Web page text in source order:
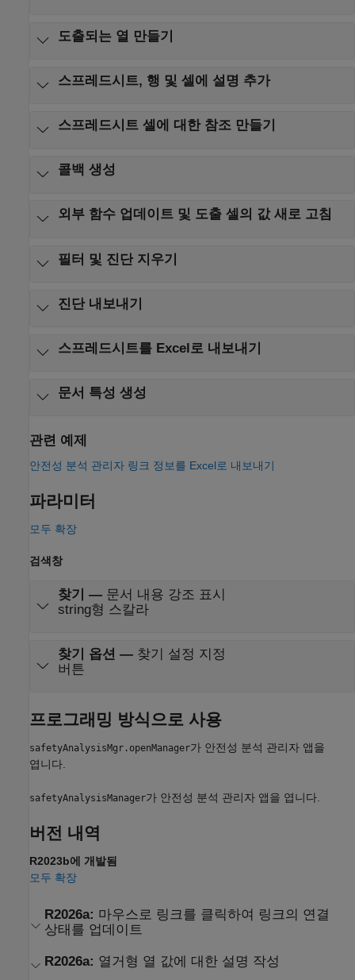
도출되는 열 만들기
스프레드시트, 행 및 셀에 설명 추가
스프레드시트 셀에 대한 참조 만들기
콜백 생성
외부 함수 업데이트 및 도출 셀의 값 새로 고침
필터 및 진단 지우기
진단 내보내기
스프레드시트를 Excel로 내보내기
문서 특성 생성
관련 예제
안전성 분석 관리자 링크 정보를 Excel로 내보내기
파라미터
모두 확장
검색창
찾기 — 문서 내용 강조 표시
string형 스칼라
찾기 옵션 — 찾기 설정 지정
버튼
프로그래밍 방식으로 사용
safetyAnalysisMgr.openManager가 안전성 분석 관리자 앱을
엽니다.
safetyAnalysisManager가 안전성 분석 관리자 앱을 엽니다.
버전 내역
R2023b에 개발됨
모두 확장
R2026a: 마우스로 링크를 클릭하여 링크의 연결
상태를 업데이트
R2026a: 열거형 열 값에 대한 설명 작성